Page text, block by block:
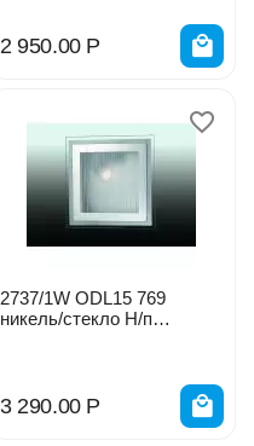
2 950.00 Р
2737/1W ODL15 769
никель/стекло Н/п
3 290.00 Р